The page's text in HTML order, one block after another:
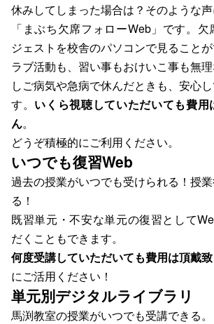
休みしてしまった場合は？そのような
「まぶち欠席フォローWeb」です。
ジェストを校舎のパソコンで見ること
ラブ活動も、習い事もおけいこ事も無
しご病気や急病で休んだときも、安心
す。 いくら視聴していただいても費
ん。
どうぞ積極的にご利用ください。
いつでも復習Web
過去の授業がいつでも受けられる！授
る！
既習単元・不安な単元の復習として
だくこともできます。
何度受講していただいても費用は頂戴
にご活用ください！
単元別デジタルライブラリ
馬渕教室の授業がいつでも受講できる。